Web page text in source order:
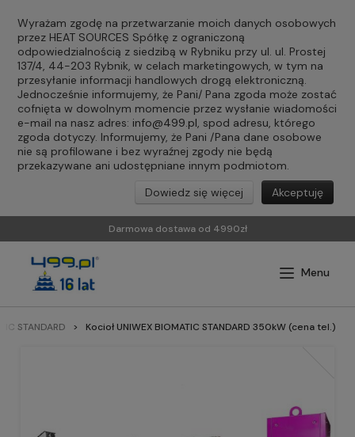
Wyrażam zgodę na przetwarzanie moich danych osobowych
przez HEAT SOURCES Spółkę z ograniczoną
odpowiedzialnością z siedzibą w Rybniku przy ul. ul. Prostej
137/4, 44-203 Rybnik, w celach marketingowych, w tym na
przesyłanie informacji handlowych drogą elektroniczną.
Jednocześnie informujemy, że Pani/ Pana zgoda może zostać
cofnięta w dowolnym momencie przez wysłanie wiadomości
e-mail na nasz adres: info@499.pl, spod adresu, którego
zgoda dotyczy. Informujemy, że Pani /Pana dane osobowe
nie są profilowane i bez wyraźnej zgody nie będą
przekazywane ani udostępniane innym podmiotom.
Akceptuję
Dowiedz się więcej
Darmowa dostawa od 4990zł
STANDARD Kocioł UNIWEX BIOMATIC STANDARD 350kW (cena tel.)